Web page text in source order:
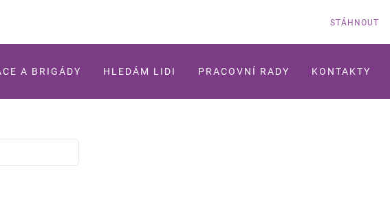
STÁHNOUT
A BRIGÁDY HLEDÁM LIDI PRACOVNÍ RADY KONTAKTY